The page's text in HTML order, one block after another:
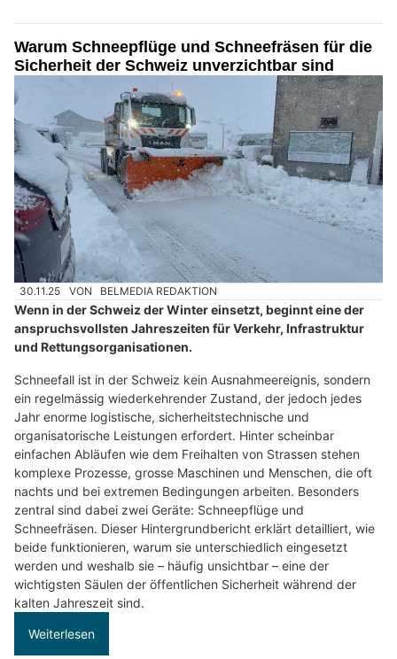
Warum Schneepflüge und Schneefräsen für die
Sicherheit der Schweiz unverzichtbar sind
30.11.25 VON BELMEDIA REDAKTION
Wenn in der Schweiz der Winter einsetzt, beginnt eine der
anspruchsvollsten Jahreszeiten für Verkehr, Infrastruktur
und Rettungsorganisationen.
Schneefall ist in der Schweiz kein Ausnahmeereignis, sondern
ein regelmässig wiederkehrender Zustand, der jedoch jedes
Jahr enorme logistische, sicherheitstechnische und
organisatorische Leistungen erfordert. Hinter scheinbar
einfachen Abläufen wie dem Freihalten von Strassen stehen
komplexe Prozesse, grosse Maschinen und Menschen, die oft
nachts und bei extremen Bedingungen arbeiten. Besonders
zentral sind dabei zwei Geräte: Schneepflüge und
Schneefräsen. Dieser Hintergrundbericht erklärt detailliert, wie
beide funktionieren, warum sie unterschiedlich eingesetzt
werden und weshalb sie – häufig unsichtbar – eine der
wichtigsten Säulen der öffentlichen Sicherheit während der
kalten Jahreszeit sind.
Weiterlesen